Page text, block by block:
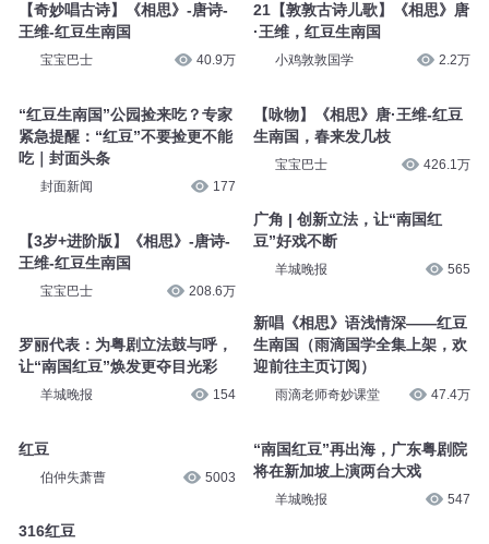
【奇妙唱古诗】《相思》-唐诗-
王维-红豆生南国
宝宝巴士 40.9万
“红豆生南国”公园捡来吃？专家
紧急提醒：“红豆”不要捡更不能
吃｜封面头条
封面新闻 177
【3岁+进阶版】《相思》-唐诗-
王维-红豆生南国
宝宝巴士 208.6万
罗丽代表：为粤剧立法鼓与呼，
让“南国红豆”焕发更夺目光彩
羊城晚报 154
红豆
伯仲失萧曹 5003
316红豆
21【敦敦古诗儿歌】《相思》唐
·王维，红豆生南国
小鸡敦敦国学 2.2万
【咏物】《相思》唐·王维-红豆
生南国，春来发几枝
宝宝巴士 426.1万
广角 | 创新立法，让“南国红
豆”好戏不断
羊城晚报 565
新唱《相思》语浅情深——红豆
生南国（雨滴国学全集上架，欢
迎前往主页订阅）
雨滴老师奇妙课堂 47.4万
“南国红豆”再出海，广东粤剧院
将在新加坡上演两台大戏
羊城晚报 547